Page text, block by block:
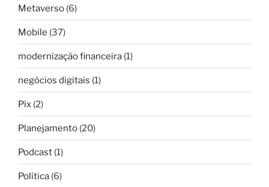
Metaverso (6)
Mobile (37)
modernização financeira (1)
negócios digitais (1)
Pix (2)
Planejamento (20)
Podcast (1)
Política (6)